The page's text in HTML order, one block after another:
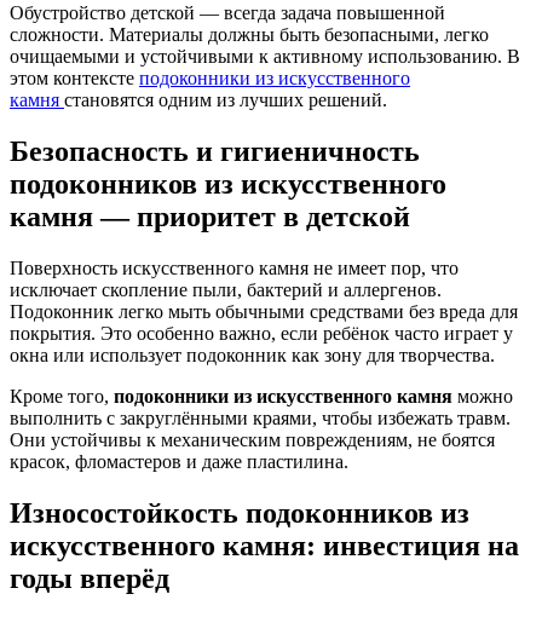
Обустройство детской — всегда задача повышенной
сложности. Материалы должны быть безопасными, легко
очищаемыми и устойчивыми к активному использованию. В
этом контексте подоконники из искусственного
камня становятся одним из лучших решений.
Безопасность и гигиеничность
подоконников из искусственного
камня — приоритет в детской
Поверхность искусственного камня не имеет пор, что
исключает скопление пыли, бактерий и аллергенов.
Подоконник легко мыть обычными средствами без вреда для
покрытия. Это особенно важно, если ребёнок часто играет у
окна или использует подоконник как зону для творчества.
Кроме того, подоконники из искусственного камня можно
выполнить с закруглёнными краями, чтобы избежать травм.
Они устойчивы к механическим повреждениям, не боятся
красок, фломастеров и даже пластилина.
Износостойкость подоконников из
искусственного камня: инвестиция на
годы вперёд